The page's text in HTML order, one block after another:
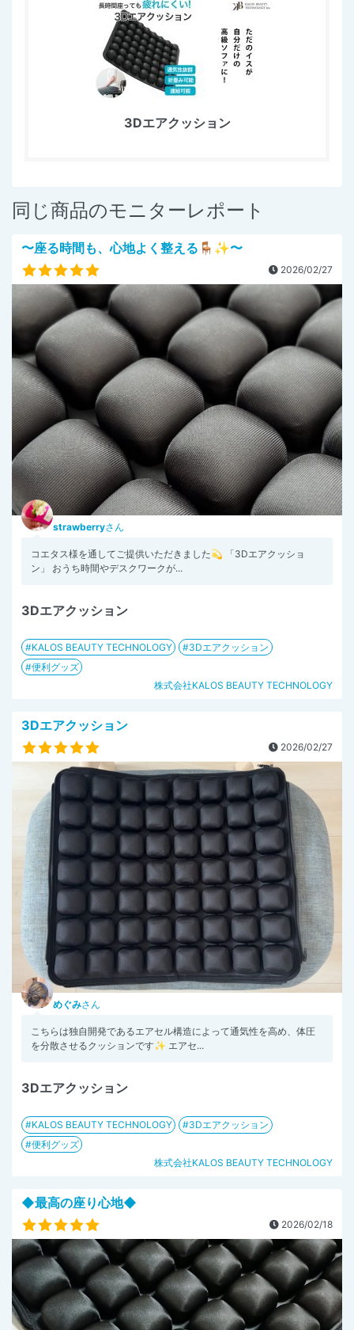
3Dエアクッション
同じ商品のモニターレポート
〜座る時間も、心地よく整える🪑✨〜
2026/02/27
strawberryさん
コエタス様を通してご提供いただきました💫 「3Dエアクッショ
ン」 おうち時間やデスクワークが...
3Dエアクッション
KALOS BEAUTY TECHNOLOGY
3Dエアクッション
便利グッズ
株式会社KALOS BEAUTY TECHNOLOGY
3Dエアクッション
2026/02/27
めぐみさん
こちらは独自開発であるエアセル構造によって通気性を高め、体圧
を分散させるクッションです✨ エアセ...
3Dエアクッション
KALOS BEAUTY TECHNOLOGY
3Dエアクッション
便利グッズ
株式会社KALOS BEAUTY TECHNOLOGY
◆最高の座り心地◆
2026/02/18